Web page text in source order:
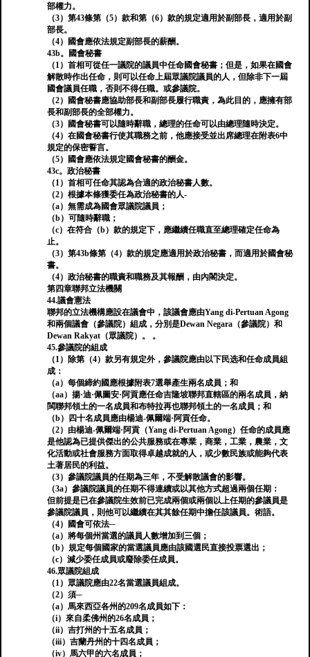
部權力。
（3）第43條第（5）款和第（6）款的規定適用於副部長，適用於副
部長。
（4）國會應依法規定副部長的薪酬。
43b。國會秘書
（1）首相可從任一議院的議員中任命國會秘書；但是，如果在國會
解散時作出任命，則可以任命上屆眾議院議員的人，但除非下一屆
國會議員任職，否則不得任職。或參議院。
（2）國會秘書應協助部長和副部長履行職責，為此目的，應擁有部
長和副部長的全部權力。
（3）國會秘書可以隨時辭職，總理的任命可以由總理隨時決定。
（4）在國會秘書行使其職務之前，他應接受並出席總理在附表6中
規定的保密誓言。
（5）國會應依法規定國會秘書的酬金。
43c。政治秘書
（1）首相可任命其認為合適的政治秘書人數。
（2）根據本條獲委任為政治秘書的人-
（a）無需成為國會眾議院議員；
（b）可隨時辭職；
（c）在符合（b）款的規定下，應繼續任職直至總理確定任命為
止。
（3）第43b條第（4）款的規定應適用於政治秘書，而適用於國會秘
書。
（4）政治秘書的職責和職務及其報酬，由內閣決定。
第四章聯邦立法機關
44.議會憲法
聯邦的立法機構應設在議會中，該議會應由Yang di-Pertuan Agong
和兩個議會（參議院）組成，分別是Dewan Negara（參議院）和
Dewan Rakyat（眾議院）。 。
45.參議院的組成
（1）除第（4）款另有規定外，參議院應由以下民选和任命成員組
成：
（a）每個締約國應根據附表7選舉產生兩名成員；和
（aa）揚·迪·佩圖安·阿貢應任命吉隆坡聯邦直轄區的兩名成員，納
閩聯邦領土的一名成員和布特拉再也聯邦領土的一名成員；和
（b）四十名成員應由楊迪-佩爾端·阿貢任命。
（2）由楊迪-佩爾端·阿貢（Yang di-Pertuan Agong）任命的成員應
是他認為已提供傑​​出的公共服務或在專業，商業，工業，農業，文
化活動或社會服務方面取得卓越成就的人，或少數民族或能夠代表
土著居民的利益。
（3）參議院議員的任期為三年，不受解散議會的影響。
（3a）參議院議員的任期不得連續或以其他方式超過兩個任期：
但前提是已在參議院生效前已完成兩個或兩個以上任期的參議員是
參議院議員，則他可以繼續在其其餘任期中擔任該議員。術語。
（4）國會可依法─
（a）將每個州當選的議員人數增加到三個；
（b）規定每個國家的當選議員應由該國選民直接投票選出；
（c）減少委任成員或廢除委任成員。
46.眾議院組成
（1）眾議院應由22名當選議員組成。
（2）須─
（a）馬來西亞各州的209名成員如下：
（i）來自柔佛州的26名成員；
（ii）吉打州的十五名成員；
（iii）吉蘭丹州的十四名成員；
（iv）馬六甲的六名成員；